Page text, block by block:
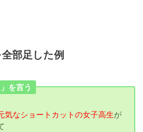
部足した例
を言う
気なショートカットの女子高生が